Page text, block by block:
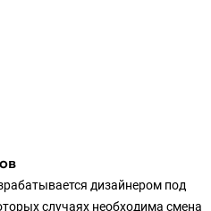
дизайнером под
случаях необходима смена